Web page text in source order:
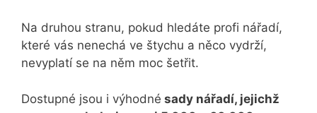
Na druhou stranu, pokud hledáte profi nářadí,
které vás nenechá ve štychu a něco vydrží,
nevyplatí se na něm moc šetřit.
Dostupné jsou i výhodné sady nářadí, jejichž